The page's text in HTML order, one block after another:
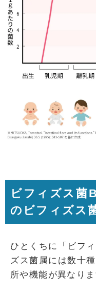
ビフィズス菌
のビフィズス
ひとくちに「ビフ
ズス菌属には数十
所や機能が異なりま